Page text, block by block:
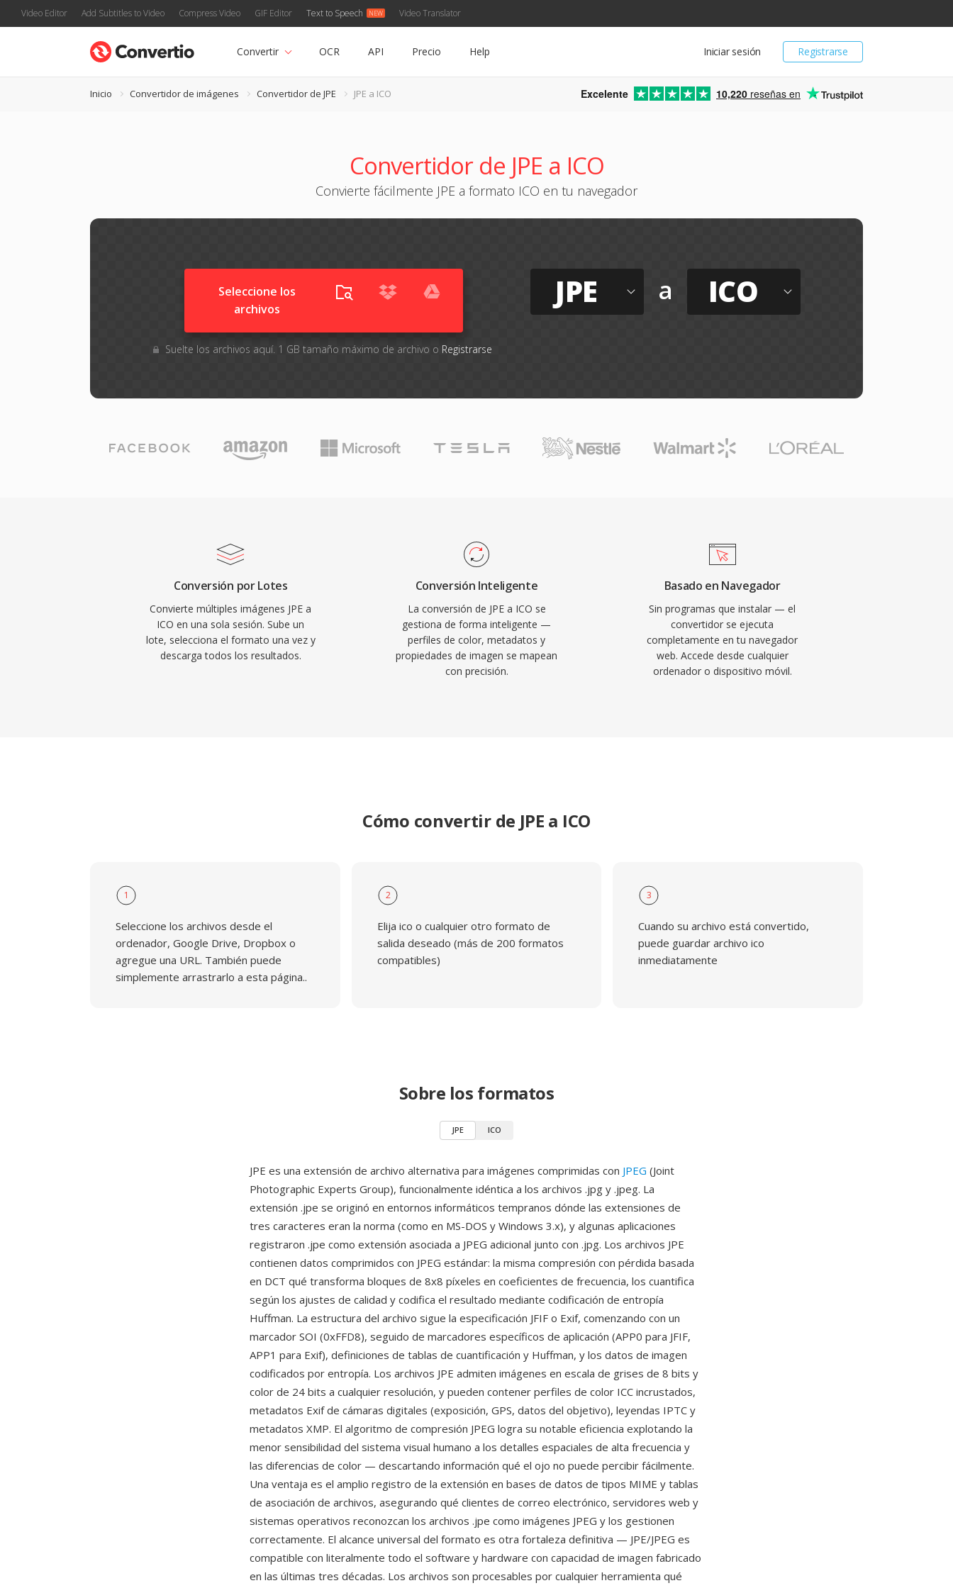
Video Editor Add Subtitles to Video Compress Video GIF Editor Text to Speech Video Translator
Registrarse
Iniciar sesión
Convertir OCR API Precio Help
Inicio Convertidor de imágenes Convertidor de JPE JPE a ICO Excelente 10,220 reseñas en
Convertidor de JPE a ICO
Convierte fácilmente JPE a formato ICO en tu navegador
Seleccione los
archivos
Suelte los archivos aquí. 1 GB tamaño máximo de archivo o Registrarse
JPE a ICO
Conversión por Lotes
Convierte múltiples imágenes JPE a
ICO en una sola sesión. Sube un
lote, selecciona el formato una vez y
descarga todos los resultados.
Conversión Inteligente
La conversión de JPE a ICO se
gestiona de forma inteligente —
perfiles de color, metadatos y
propiedades de imagen se mapean
con precisión.
Basado en Navegador
Sin programas que instalar — el
convertidor se ejecuta
completamente en tu navegador
web. Accede desde cualquier
ordenador o dispositivo móvil.
Cómo convertir de JPE a ICO
1
Seleccione los archivos desde el
ordenador, Google Drive, Dropbox o
agregue una URL. También puede
simplemente arrastrarlo a esta página..
2
Elija ico o cualquier otro formato de
salida deseado (más de 200 formatos
compatibles)
3
Cuando su archivo está convertido,
puede guardar archivo ico
inmediatamente
Sobre los formatos
JPE ICO
JPE es una extensión de archivo alternativa para imágenes comprimidas con JPEG (Joint
Photographic Experts Group), funcionalmente idéntica a los archivos .jpg y .jpeg. La
extensión .jpe se originó en entornos informáticos tempranos dónde las extensiones de
tres caracteres eran la norma (como en MS-DOS y Windows 3.x), y algunas aplicaciones
registraron .jpe como extensión asociada a JPEG adicional junto con .jpg. Los archivos JPE
contienen datos comprimidos con JPEG estándar: la misma compresión con pérdida basada
en DCT qué transforma bloques de 8x8 píxeles en coeficientes de frecuencia, los cuantifica
según los ajustes de calidad y codifica el resultado mediante codificación de entropía
Huffman. La estructura del archivo sigue la especificación JFIF o Exif, comenzando con un
marcador SOI (0xFFD8), seguido de marcadores específicos de aplicación (APP0 para JFIF,
APP1 para Exif), definiciones de tablas de cuantificación y Huffman, y los datos de imagen
codificados por entropía. Los archivos JPE admiten imágenes en escala de grises de 8 bits y
color de 24 bits a cualquier resolución, y pueden contener perfiles de color ICC incrustados,
metadatos Exif de cámaras digitales (exposición, GPS, datos del objetivo), leyendas IPTC y
metadatos XMP. El algoritmo de compresión JPEG logra su notable eficiencia explotando la
menor sensibilidad del sistema visual humano a los detalles espaciales de alta frecuencia y
las diferencias de color — descartando información qué el ojo no puede percibir fácilmente.
Una ventaja es el amplio registro de la extensión en bases de datos de tipos MIME y tablas
de asociación de archivos, asegurando qué clientes de correo electrónico, servidores web y
sistemas operativos reconozcan los archivos .jpe como imágenes JPEG y los gestionen
correctamente. El alcance universal del formato es otra fortaleza definitiva — JPE/JPEG es
compatible con literalmente todo el software y hardware con capacidad de imagen fabricado
en las últimas tres décadas. Los archivos son procesables por cualquier herramienta qué